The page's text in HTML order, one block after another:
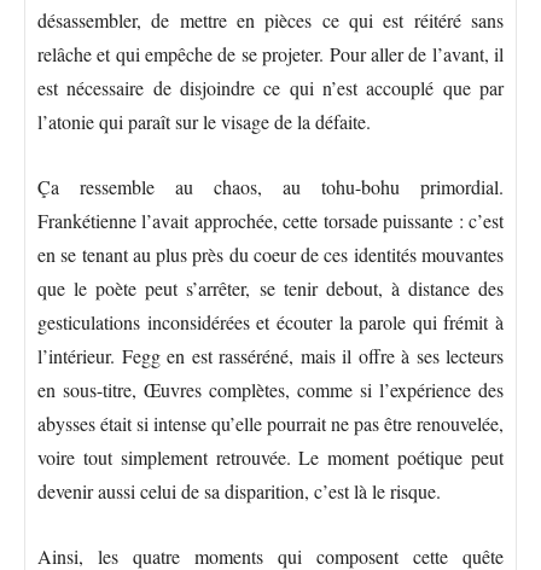
désassembler, de mettre en pièces ce qui est réitéré sans
relâche et qui empêche de se projeter. Pour aller de l’avant, il
est nécessaire de disjoindre ce qui n’est accouplé que par
l’atonie qui paraît sur le visage de la défaite.
Ça ressemble au chaos, au tohu-bohu primordial.
Frankétienne l’avait approchée, cette torsade puissante : c’est
en se tenant au plus près du coeur de ces identités mouvantes
que le poète peut s’arrêter, se tenir debout, à distance des
gesticulations inconsidérées et écouter la parole qui frémit à
l’intérieur. Fegg en est rasséréné, mais il offre à ses lecteurs
en sous-titre, Œuvres complètes, comme si l’expérience des
abysses était si intense qu’elle pourrait ne pas être renouvelée,
voire tout simplement retrouvée. Le moment poétique peut
devenir aussi celui de sa disparition, c’est là le risque.
Ainsi, les quatre moments qui composent cette quête